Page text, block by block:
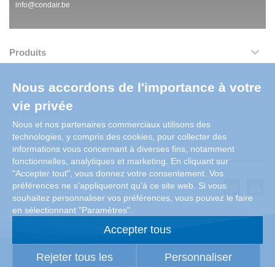
info@condair.be
Produits
Service
Applications
Informations sur l'entreprise
Social Media
Nous accordons de l'importance à votre
vie privée
Nous et nos partenaires commerciaux utilisons des
technologies, y compris des cookies, pour collecter des
informations vous concernant à diverses fins, notamment
fonctionnelles, analytiques et marketing. En cliquant sur
"Accepter tout", vous donnez votre consentement. Vos
préférences ne s'appliqueront qu'à ce site web. Si vous
souhaitez personnaliser vos préférences, vous pouvez le faire
en sélectionnant "Paramètres".
Accepter tous
Rejeter tous les Personnaliser